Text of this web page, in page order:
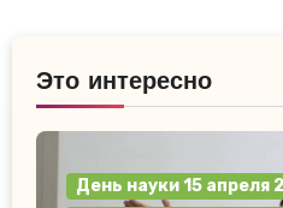
Это интересно
День науки 15 апреля